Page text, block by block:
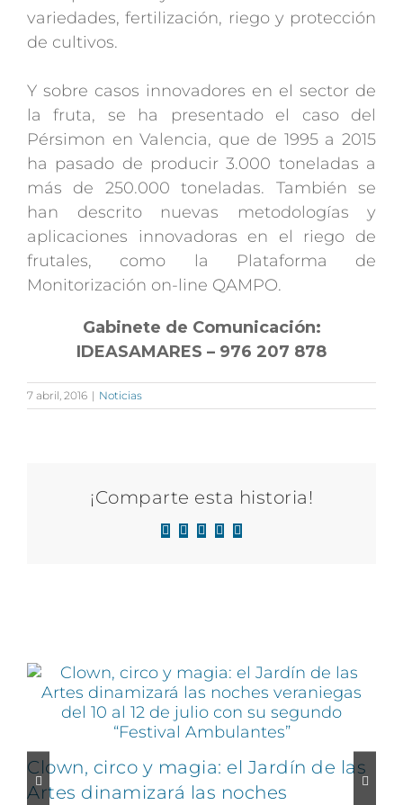
variedades, fertilización, riego y protección
de cultivos.
Y sobre casos innovadores en el sector de
la fruta, se ha presentado el caso del
Pérsimon en Valencia, que de 1995 a 2015
ha pasado de producir 3.000 toneladas a
más de 250.000 toneladas. También se
han descrito nuevas metodologías y
aplicaciones innovadoras en el riego de
frutales, como la Plataforma de
Monitorización on-line QAMPO.
Gabinete de Comunicación:
IDEASAMARES – 976 207 878
7 abril, 2016 | Noticias
¡Comparte esta historia!
Facebook
X LinkedIn
WhatsApp
Correo
Clown, circo y magia: el Jardín de las
Artes dinamizará las noches